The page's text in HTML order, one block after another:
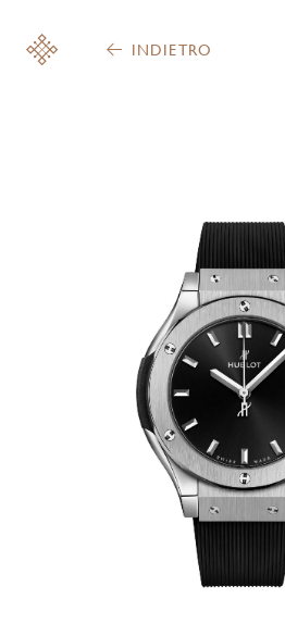
INDIETRO